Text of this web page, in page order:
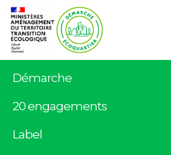
Démarche
20 engagements
Label